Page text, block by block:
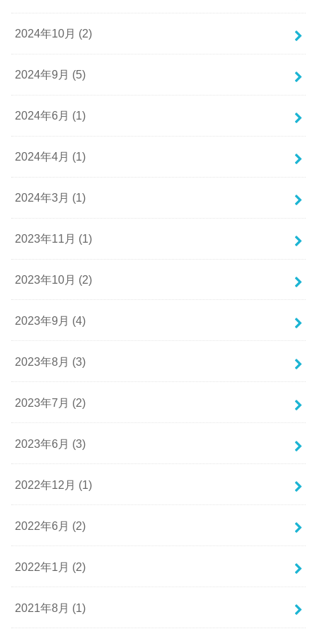
2024年10月 (2)
2024年9月 (5)
2024年6月 (1)
2024年4月 (1)
2024年3月 (1)
2023年11月 (1)
2023年10月 (2)
2023年9月 (4)
2023年8月 (3)
2023年7月 (2)
2023年6月 (3)
2022年12月 (1)
2022年6月 (2)
2022年1月 (2)
2021年8月 (1)